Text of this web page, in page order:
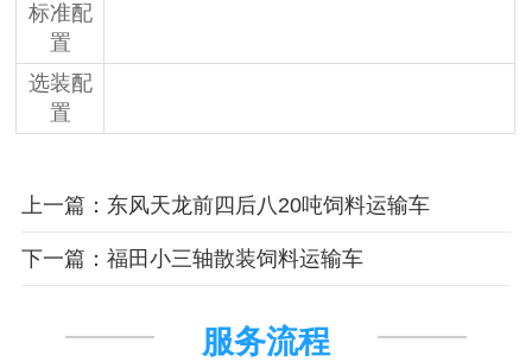
标准配
置
选装配
置
上一篇：东风天龙前四后八20吨饲料运输车
下一篇：福田小三轴散装饲料运输车
服务流程